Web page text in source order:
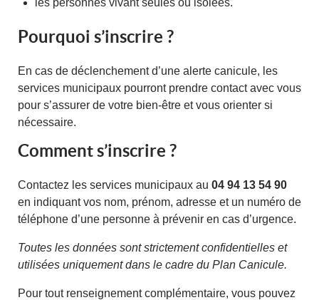
les personnes vivant seules ou isolées.
Pourquoi s’inscrire ?
En cas de déclenchement d’une alerte canicule, les
services municipaux pourront prendre contact avec vous
pour s’assurer de votre bien-être et vous orienter si
nécessaire.
Comment s’inscrire ?
Contactez les services municipaux au 04 94 13 54 90
en indiquant vos nom, prénom, adresse et un numéro de
téléphone d’une personne à prévenir en cas d’urgence.
Toutes les données sont strictement confidentielles et
utilisées uniquement dans le cadre du Plan Canicule.
Pour tout renseignement complémentaire, vous pouvez